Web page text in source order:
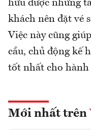
hữu được những
khách nên đặt vé
Việc này cũng
cầu, chủ động kế
tốt nhất cho hành
Mới nhất trên